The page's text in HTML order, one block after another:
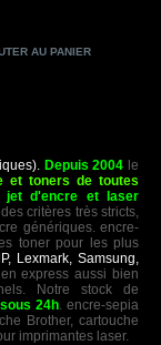
Depuis 2004 le
et toners de toutes
jet d'encre et laser
critères très stricts,
génériques. encre-
toner pour les plus
Lexmark, Samsung,
express aussi bien
Notre stock de
sous 24h. encre-sepia
Brother, cartouche
imprimantes laser.